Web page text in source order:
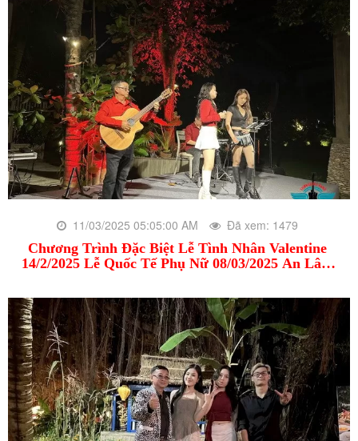
11/03/2025 05:05:00 AM Đã xem: 1479
Chương Trình Đặc Biệt Lễ Tình Nhân Valentine
14/2/2025 Lễ Quốc Tế Phụ Nữ 08/03/2025 An Lâm